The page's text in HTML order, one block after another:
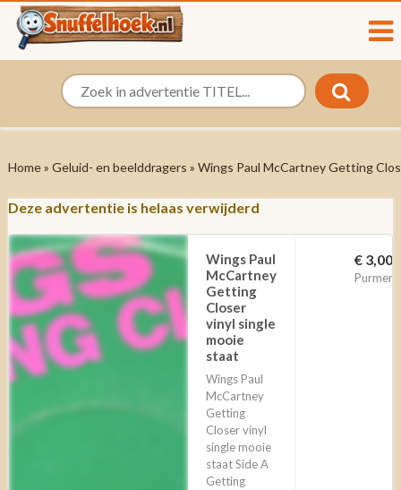
Home» Geluid- en beelddragers » Wings Paul McCartney Getting
Deze advertentie is helaas verwijderd
Wings Paul
McCartney
Getting
Closer
vinyl single
mooie
staat
Wings Paul
McCartney
‎Getting
Closer vinyl
single mooie
staat Side A
Getting
€ 3,00